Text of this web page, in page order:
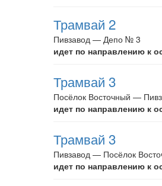
Трамвай 2
Пивзавод — Депо № 3
идет по направлению к
Трамвай 3
Посёлок Восточный —
идет по направлению к
Трамвай 3
Пивзавод — Посёлок
идет по направлению к